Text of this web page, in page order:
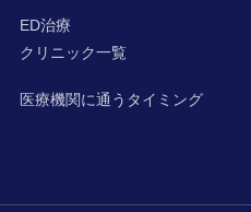
ED治療
クリニック一覧
医療機関に通うタイミング